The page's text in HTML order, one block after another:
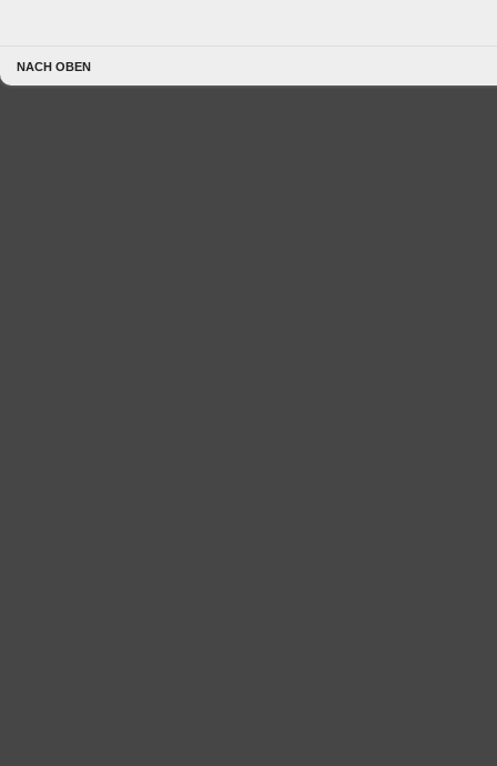
NACH OBEN